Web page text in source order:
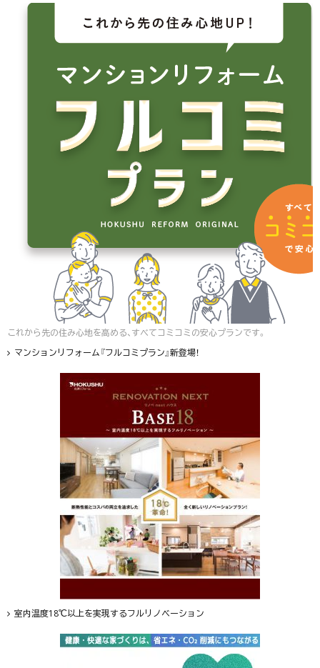
これから先の住み心地を高める、すべてコミコミの安心プランです。
マンションリフォーム『フルコミプラン』新登場！
室内温度18℃以上を実現するフルリノベーション